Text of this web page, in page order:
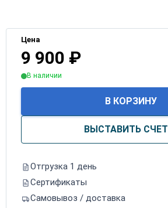
Цена
9 900 ₽
В наличии
В КОРЗИНУ
ВЫСТАВИТЬ СЧЕТ
Отгрузка 1 день
Сертификаты
Самовывоз / доставка